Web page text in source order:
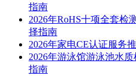
指南
2026年RoHS十项全套检
择指南
2026年家电CE认证服务
2026年游泳馆游泳池水
指南